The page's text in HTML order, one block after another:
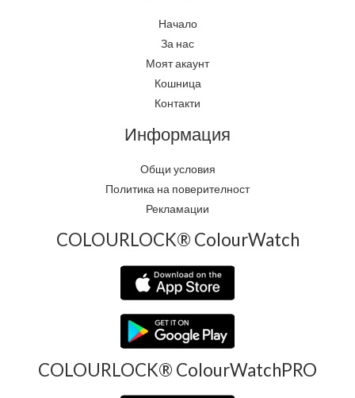
Начало
За нас
Моят акаунт
Кошница
Контакти
Информация
Общи условия
Политика на поверителност
Рекламации
COLOURLOCK® ColourWatch
COLOURLOCK® ColourWatchPRO